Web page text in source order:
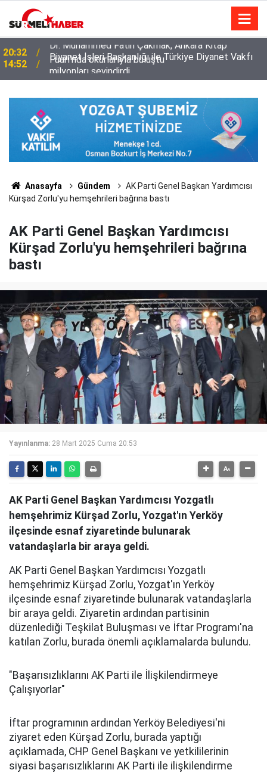
14:52
Diyanet İşleri Başkanlığı ile Türkiye Diyanet Vakfı
milyonları sevindirdi
Anasayfa Gündem
AK Parti Genel Başkan Yardımcısı
Kürşad Zorlu'yu hemşehrileri bağrına bastı
AK Parti Genel Başkan Yardımcısı
Kürşad Zorlu'yu hemşehrileri bağrına
bastı
Yayınlanma: 28 Mart 2025 Cuma 20:53
AK Parti Genel Başkan Yardımcısı Yozgatlı
hemşehrimiz Kürşad Zorlu, Yozgat'ın Yerköy
ilçesinde esnaf ziyaretinde bulunarak
vatandaşlarla bir araya geldi.
AK Parti Genel Başkan Yardımcısı Yozgatlı
hemşehrimiz Kürşad Zorlu, Yozgat'ın Yerköy
ilçesinde esnaf ziyaretinde bulunarak vatandaşlarla
bir araya geldi. Ziyaretin ardından partisinin
düzenlediği Teşkilat Buluşması ve İftar Programı'na
katılan Zorlu, burada önemli açıklamalarda bulundu.
"Başarısızlıklarını AK Parti ile İlişkilendirmeye
Çalışıyorlar"
İftar programının ardından Yerköy Belediyesi'ni
ziyaret eden Kürşad Zorlu, burada yaptığı
açıklamada, CHP Genel Başkanı ve yetkililerinin
siyasi başarısızlıklarını AK Parti ile ilişkilendirme